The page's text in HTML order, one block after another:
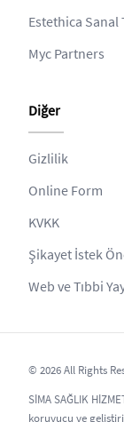
Estethica Sanal
Myc Partners
Diğer
Gizlilik
Online Form
KVKK
Şikayet İstek
Web ve Tıbbi
© 2026 All Rights
SİMA SAĞLIK
koruyucu ve